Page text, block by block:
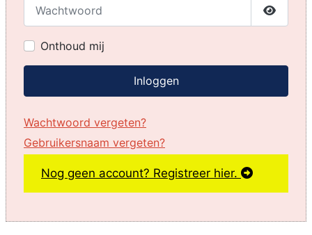
Toon
Onthoud mij
Inloggen
Wachtwoord vergeten?
Gebruikersnaam vergeten?
Nog geen account? Registreer hier.